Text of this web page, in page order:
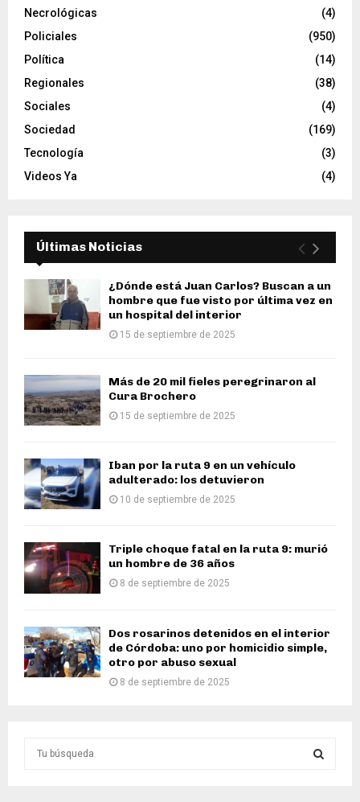
Necrológicas
(4)
Policiales
(950)
Política
(14)
Regionales
(38)
Sociales
(4)
Sociedad
(169)
Tecnología
(3)
Videos Ya
(4)
Últimas Noticias
¿Dónde está Juan Carlos? Buscan a un
hombre que fue visto por última vez en
un hospital del interior
15 de septiembre de 2025
Más de 20 mil fieles peregrinaron al
Cura Brochero
15 de septiembre de 2025
Iban por la ruta 9 en un vehículo
adulterado: los detuvieron
10 de septiembre de 2025
Triple choque fatal en la ruta 9: murió
un hombre de 36 años
8 de septiembre de 2025
Dos rosarinos detenidos en el interior
de Córdoba: uno por homicidio simple,
otro por abuso sexual
8 de septiembre de 2025